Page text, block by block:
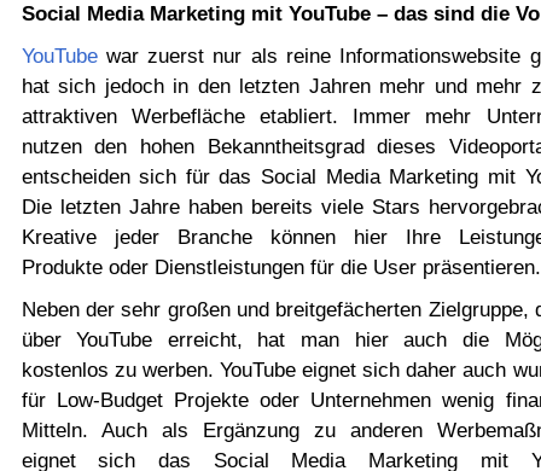
Social Media Marketing mit YouTube – das sind die
YouTubewar zuerst nur als reine Informationswebsite
hat sich jedoch in den letzten Jahren mehr und mehr
attraktiven Werbefläche etabliert. Immer mehr
nutzen den hohen Bekanntheitsgrad dieses
entscheiden sich für das Social Media Marketing mit
Die letzten Jahre haben bereits viele Stars
Kreative jeder Branche können hier Ihre
Produkte oder Dienstleistungen für die User präsentieren.
Neben der sehr großen und breitgefächerten Zielgruppe,
über YouTube erreicht, hat man hier auch die
kostenlos zu werben. YouTube eignet sich daher auch
für Low-Budget Projekte oder Unternehmen wenig
Mitteln. Auch als Ergänzung zu anderen
eignet sich das Social Media Marketing mit